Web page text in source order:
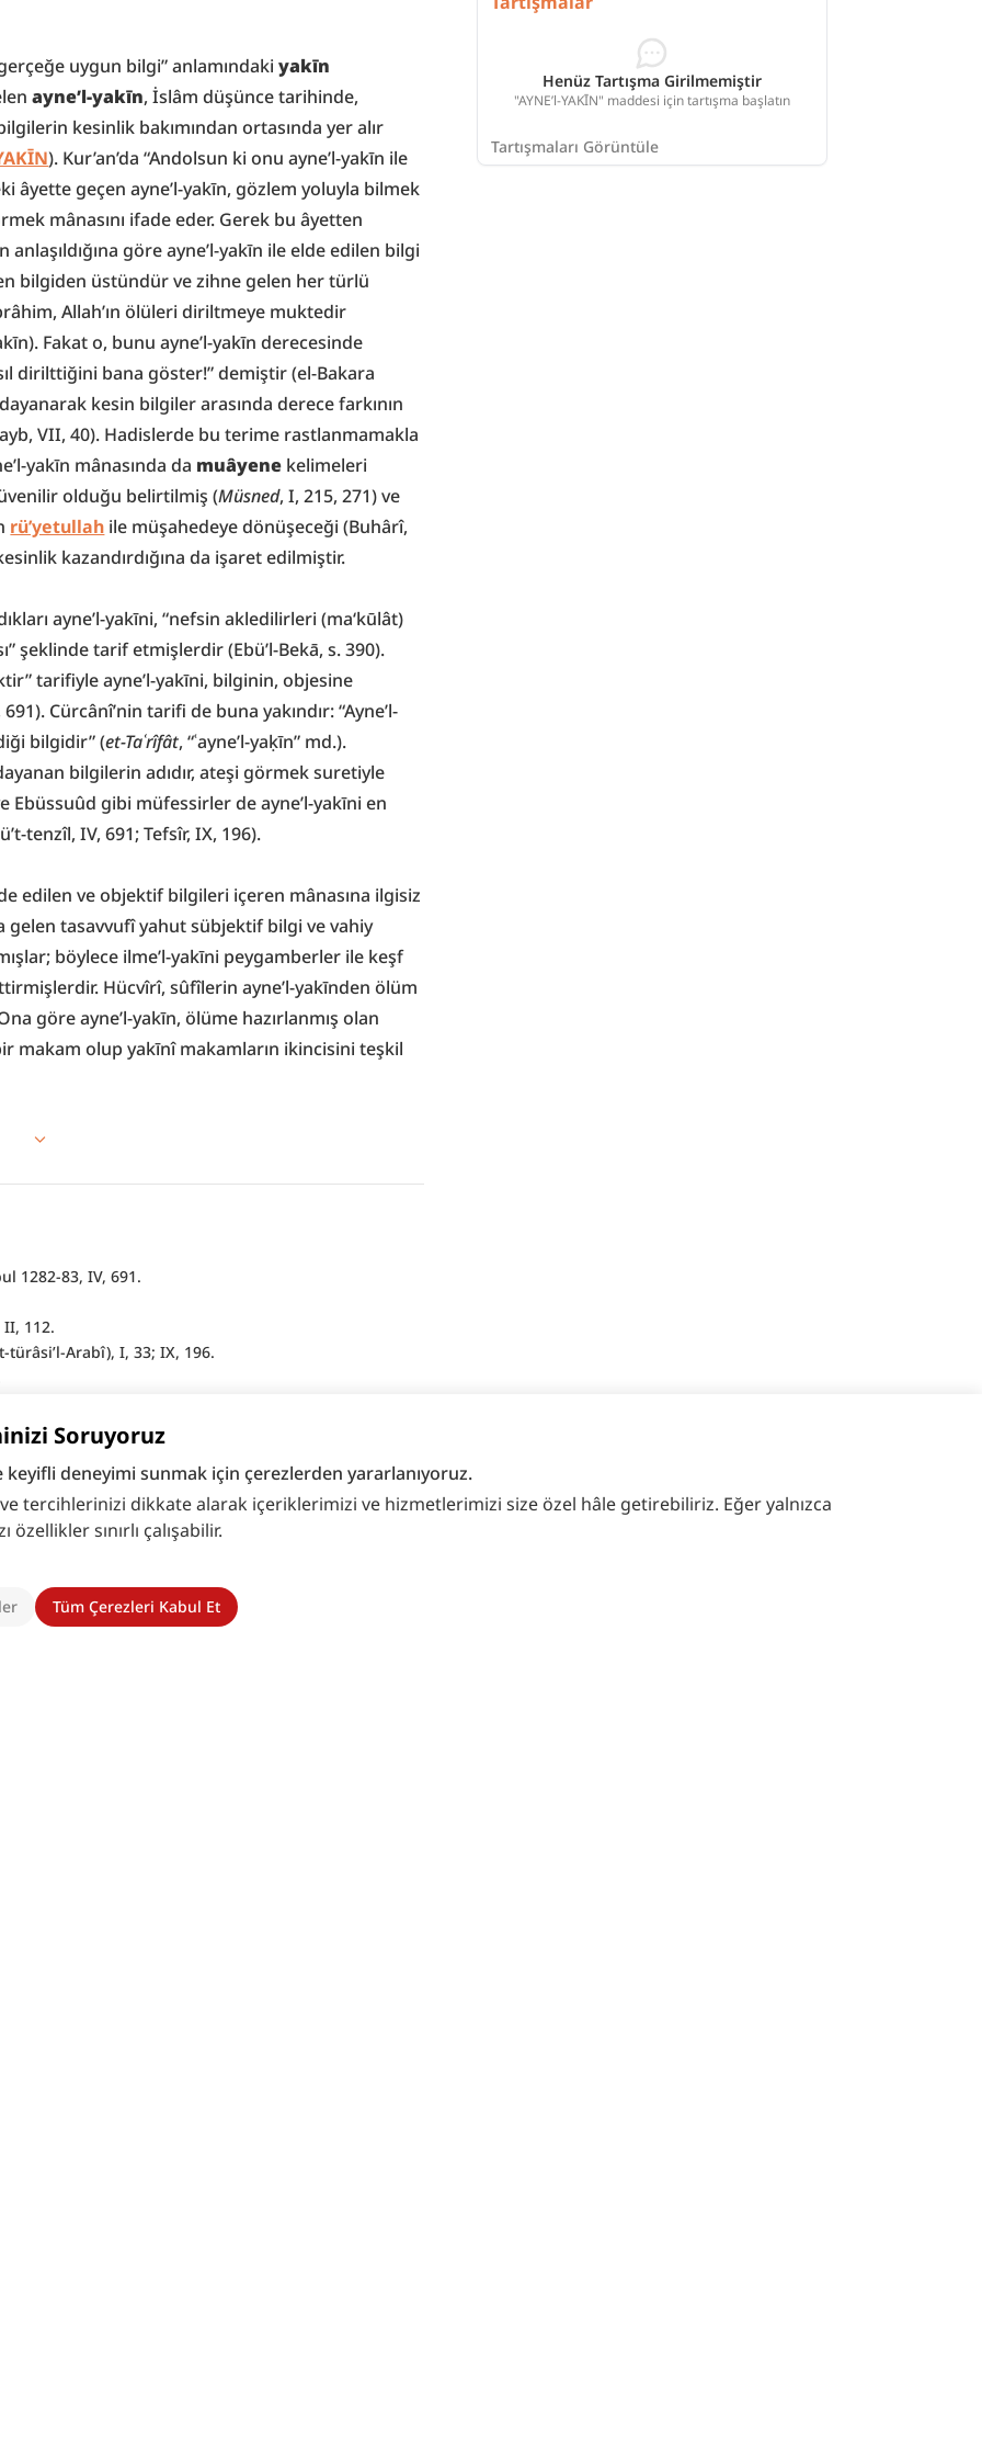
Soruyoruz
keyifli deneyimi sunmak için çerezlerden yararlanıyoruz.
tercihlerinizi dikkate alarak içeriklerimizi ve hizmetlerimizi size özel hâle getirebiliriz. Eğer yalnızca
sınırlı çalışabilir.
Tüm Çerezleri Kabul Et
uygun bilgi” anlamındaki yakīn
ayne’l-yakīn, İslâm düşünce tarihinde,
kesinlik bakımından ortasında yer alır
). Kur’an’da “Andolsun ki onu ayne’l-yakīn ile
âyette geçen ayne’l-yakīn, gözlem yoluyla bilmek
mânasını ifade eder. Gerek bu âyetten
anlaşıldığına göre ayne’l-yakīn ile elde edilen bilgi
bilgiden üstündür ve zihne gelen her türlü
Allah’ın ölüleri diriltmeye muktedir
Fakat o, bunu ayne’l-yakīn derecesinde
dirilttiğini bana göster!” demiştir (el-Bakara
kesin bilgiler arasında derece farkının
VII, 40). Hadislerde bu terime rastlanmamakla
yakīn mânasında da muâyene kelimeleri
olduğu belirtilmiş (Müsned, I, 215, 271) ve
rü’yetullah ile müşahedeye dönüşeceği (Buhârî,
kazandırdığına da işaret edilmiştir.
ayne’l-yakīni, “nefsin akledilirleri (ma‘kūlât)
şeklinde tarif etmişlerdir (Ebü’l-Bekā, s. 390).
tarifiyle ayne’l-yakīni, bilginin, objesine
Cürcânî’nin tarifi de buna yakındır: “Ayne’l-
bilgidir” (et-Taʿrîfât, “ʿayne’l-yaḳīn” md.).
bilgilerin adıdır, ateşi görmek suretiyle
Ebüssuûd gibi müfessirler de ayne’l-yakīni en
tenzîl, IV, 691; Tefsîr, IX, 196).
edilen ve objektif bilgileri içeren mânasına ilgisiz
tasavvufî yahut sübjektif bilgi ve vahiy
böylece ilme’l-yakīni peygamberler ile keşf
Hücvîrî, sûfîlerin ayne’l-yakīnden ölüm
göre ayne’l-yakīn, ölüme hazırlanmış olan
makam olup yakīnî makamların ikincisini teşkil
1282-83, IV, 691.
II, 112.
türâsi’l-Arabî), I, 33; IX, 196.
79.
İstanbul 1981, s. 219-220.
et-Tancî), İstanbul 1957, s. 45.
1282-83, IV, 691.
Henüz Tartışma Girilmemiştir
"AYNE’l-YAKĪN" maddesi için tartışma başlatın
Tartışmaları Görüntüle